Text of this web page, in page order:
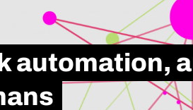
marché du travail
à l’échelle
Secteurs
Services de
Apprentissage
Formation
automation,